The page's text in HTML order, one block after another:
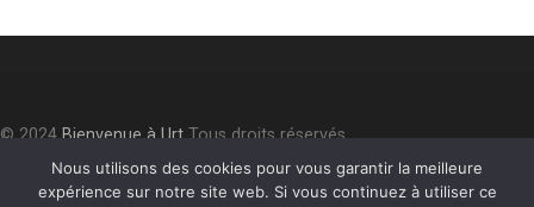
© 2024Bienvenue à UrtTous droits réservés.
Accessibilité ⎮Plan du site⎮ Mentions légales ⎮Politique de
confidentialité
Nous utilisons des cookies pour vous garantir la meilleure
expérience sur notre site web. Si vous continuez à utiliser ce